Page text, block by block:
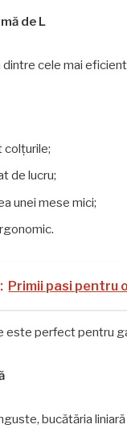
de L
dintre cele mai
colțurile;
de lucru;
unei mese mici;
Primii pasi pentru
este perfect pentru
bucătăria